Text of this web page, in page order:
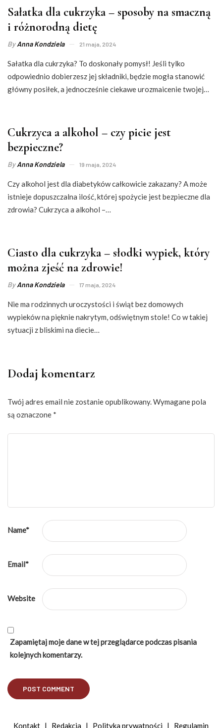
Sałatka dla cukrzyka – sposoby na smaczną
i różnorodną dietę
ByAnna Kondziela 21 maja, 2024
Sałatka dla cukrzyka? To doskonały pomysł! Jeśli tylko
odpowiednio dobierzesz jej składniki, będzie mogła stanowić
główny posiłek, a jednocześnie ciekawe urozmaicenie twojej…
Cukrzyca a alkohol – czy picie jest
bezpieczne?
ByAnna Kondziela 19 maja, 2024
Czy alkohol jest dla diabetyków całkowicie zakazany? A może
istnieje dopuszczalna ilość, której spożycie jest bezpieczne dla
zdrowia? Cukrzyca a alkohol –…
Ciasto dla cukrzyka – słodki wypiek, który
można zjeść na zdrowie!
ByAnna Kondziela 17 maja, 2024
Nie ma rodzinnych uroczystości i świąt bez domowych
wypieków na pięknie nakrytym, odświętnym stole! Co w takiej
sytuacji z bliskimi na diecie…
Dodaj komentarz
Twój adres email nie zostanie opublikowany.Wymagane pola
są oznaczone *
Name*
Email*
Website
Zapamiętaj moje dane w tej przeglądarce podczas pisania
kolejnych komentarzy.
Kontakt | Redakcja | Polityka prywatności | Regulamin